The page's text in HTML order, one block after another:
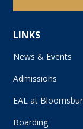
LINKS
News & Events
Admissions
EAL at
Boarding